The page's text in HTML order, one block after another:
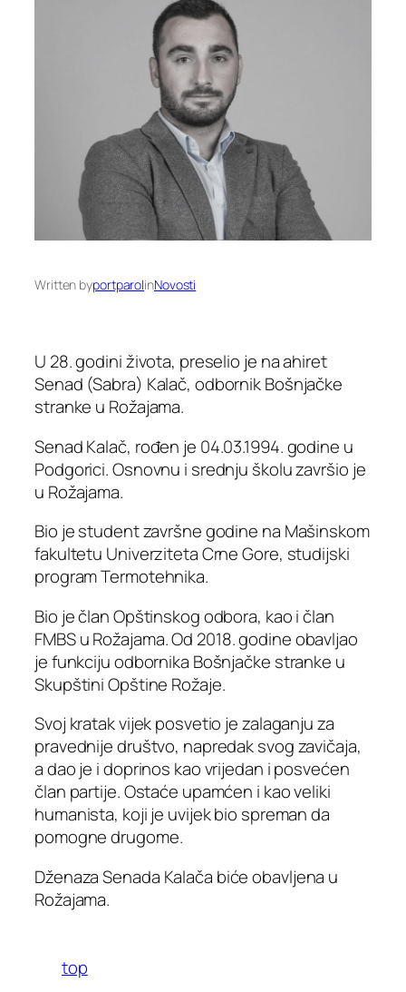
Written byportparolinNovosti
U 28. godini života, preselio je na ahiret
Senad (Sabra) Kalač, odbornik Bošnjačke
stranke u Rožajama.
Senad Kalač, rođen je 04.03.1994. godine u
Podgorici. Osnovnu i srednju školu završio je
u Rožajama.
Bio je student završne godine na Mašinskom
fakultetu Univerziteta Crne Gore, studijski
program Termotehnika.
Bio je član Opštinskog odbora, kao i član
FMBS u Rožajama. Od 2018. godine obavljao
je funkciju odbornika Bošnjačke stranke u
Skupštini Opštine Rožaje.
Svoj kratak vijek posvetio je zalaganju za
pravednije društvo, napredak svog zavičaja,
a dao je i doprinos kao vrijedan i posvećen
član partije. Ostaće upamćen i kao veliki
humanista, koji je uvijek bio spreman da
pomogne drugome.
Dženaza Senada Kalača biće obavljena u
Rožajama.
top